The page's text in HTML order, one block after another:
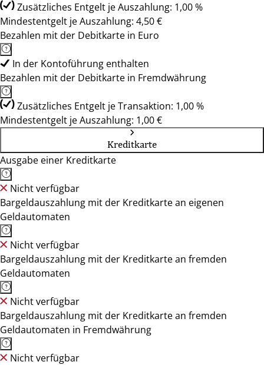
Zusätzliches Entgelt je Auszahlung: 1,00 %
Mindestentgelt je Auszahlung: 4,50 €
Bezahlen mit der Debitkarte in Euro
In der Kontoführung enthalten
Bezahlen mit der Debitkarte in Fremdwährung
Zusätzliches Entgelt je Transaktion: 1,00 %
Mindestentgelt je Auszahlung: 1,00 €
Kreditkarte
Ausgabe einer Kreditkarte
Nicht verfügbar
Bargeldauszahlung mit der Kreditkarte an eigenen
Geldautomaten
Nicht verfügbar
Bargeldauszahlung mit der Kreditkarte an fremden
Geldautomaten
Nicht verfügbar
Bargeldauszahlung mit der Kreditkarte an fremden
Geldautomaten in Fremdwährung
Nicht verfügbar